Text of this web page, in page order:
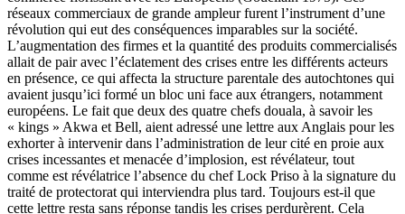
réseaux commerciaux de grande ampleur furent l’instrument d’une
révolution qui eut des conséquences imparables sur la société.
L’augmentation des firmes et la quantité des produits commercialisés
allait de pair avec l’éclatement des crises entre les différents acteurs
en présence, ce qui affecta la structure parentale des autochtones qui
avaient jusqu’ici formé un bloc uni face aux étrangers, notamment
européens. Le fait que deux des quatre chefs douala, à savoir les
« kings » Akwa et Bell, aient adressé une lettre aux Anglais pour les
exhorter à intervenir dans l’administration de leur cité en proie aux
crises incessantes et menacée d’implosion, est révélateur, tout
comme est révélatrice l’absence du chef Lock Priso à la signature du
traité de protectorat qui interviendra plus tard. Toujours est-il que
cette lettre resta sans réponse tandis les crises perdurèrent. Cela